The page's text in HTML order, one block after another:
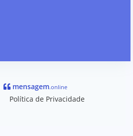
mensagem.online
Política de Privacidade